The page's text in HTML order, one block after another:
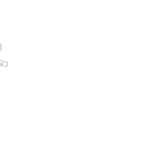
ว